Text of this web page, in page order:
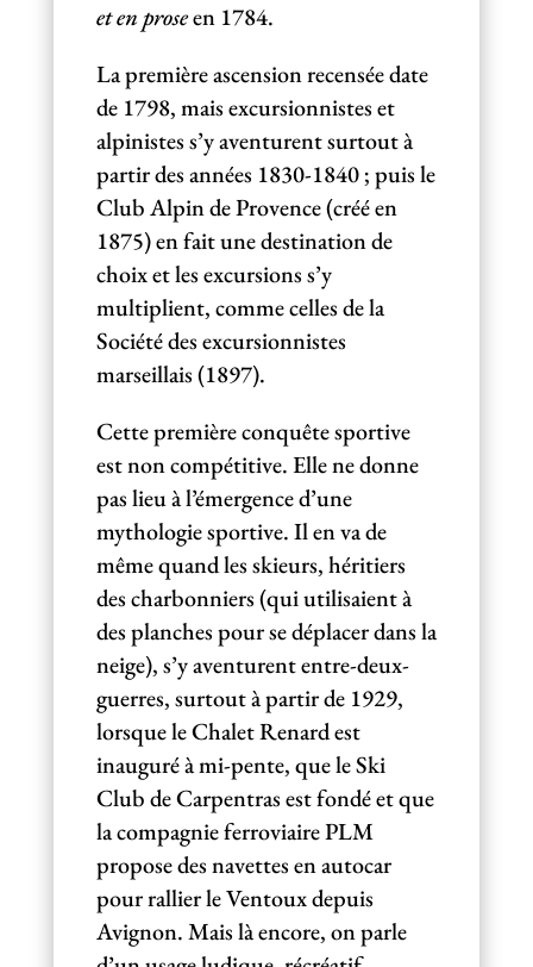
et en proseen 1784.
La première ascension recensée date
de 1798, mais excursionnistes et
alpinistes s’y aventurent surtout à
partir des années 1830-1840 ; puis le
Club Alpin de Provence (créé en
1875) en fait une destination de
choix et les excursions s’y
multiplient, comme celles de la
Société des excursionnistes
marseillais (1897).
Cette première conquête sportive
est non compétitive. Elle ne donne
pas lieu à l’émergence d’une
mythologie sportive. Il en va de
même quand les skieurs, héritiers
des charbonniers (qui utilisaient à
des planches pour se déplacer dans la
neige), s’y aventurent entre-deux-
guerres, surtout à partir de 1929,
lorsque le Chalet Renard est
inauguré à mi-pente, que le Ski
Club de Carpentras est fondé et que
la compagnie ferroviaire PLM
propose des navettes en autocar
pour rallier le Ventoux depuis
Avignon. Mais là encore, on parle